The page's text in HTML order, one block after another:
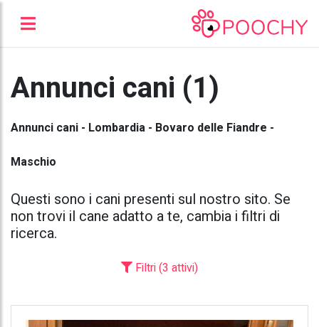
Annunci cani (1)
Annunci cani - Lombardia - Bovaro delle Fiandre -
Maschio
Questi sono i cani presenti sul nostro sito. Se
non trovi il cane adatto a te, cambia i filtri di
ricerca.
Filtri (3 attivi)